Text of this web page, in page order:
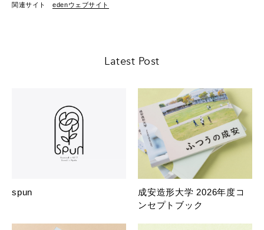
関連サイトedenウェブサイト
Latest Post
spun
成安造形大学 2026年度コ
ンセプトブック